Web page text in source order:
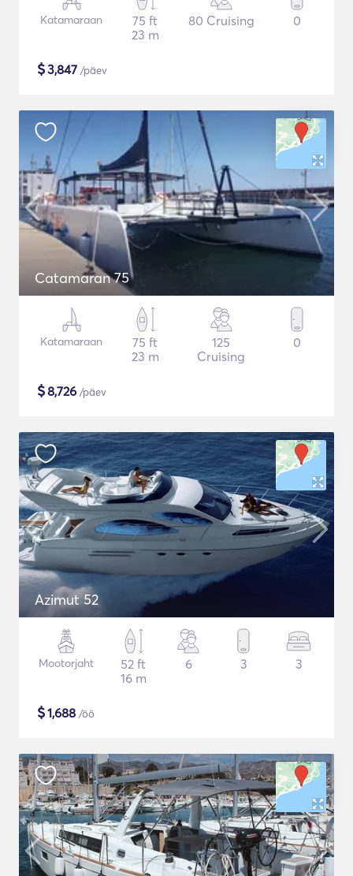
Katamaraan
75 ft
23 m
80 Cruising 0
$3,847 /päev
Catamaran 75
Katamaraan
75 ft
23 m
125
Cruising
0
$8,726 /päev
Azimut 52
Mootorjaht
52 ft
16 m
6 3 3
$1,688 /öö